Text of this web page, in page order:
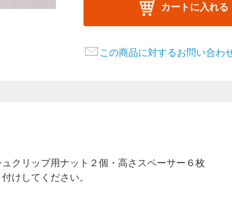
カートに入れる
この商品に対するお問い合わ
クリップ用ナット２個・高さスペーサー６枚
けしてください。